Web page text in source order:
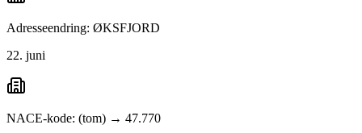
Adresseendring: ØKSFJORD
22. juni
NACE-kode: (tom) → 47.770